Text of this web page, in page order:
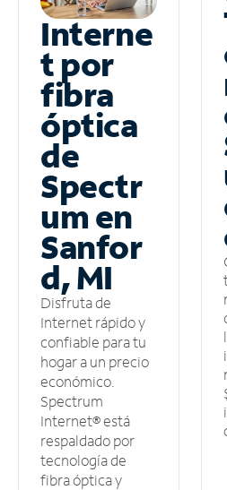
Interne
t por
fibra
óptica
de
Spectr
um en
Sanfor
d, MI
Disfruta de
Internet rápido y
confiable para tu
hogar a un precio
económico.
Spectrum
Internet® está
respaldado por
tecnología de
fibra óptica y